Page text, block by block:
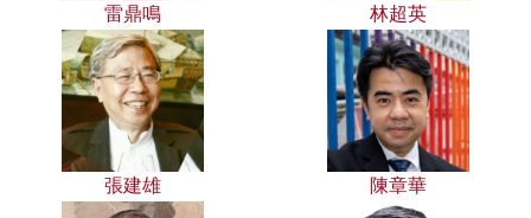
雷鼎鳴 林超英
張建雄 陳章華